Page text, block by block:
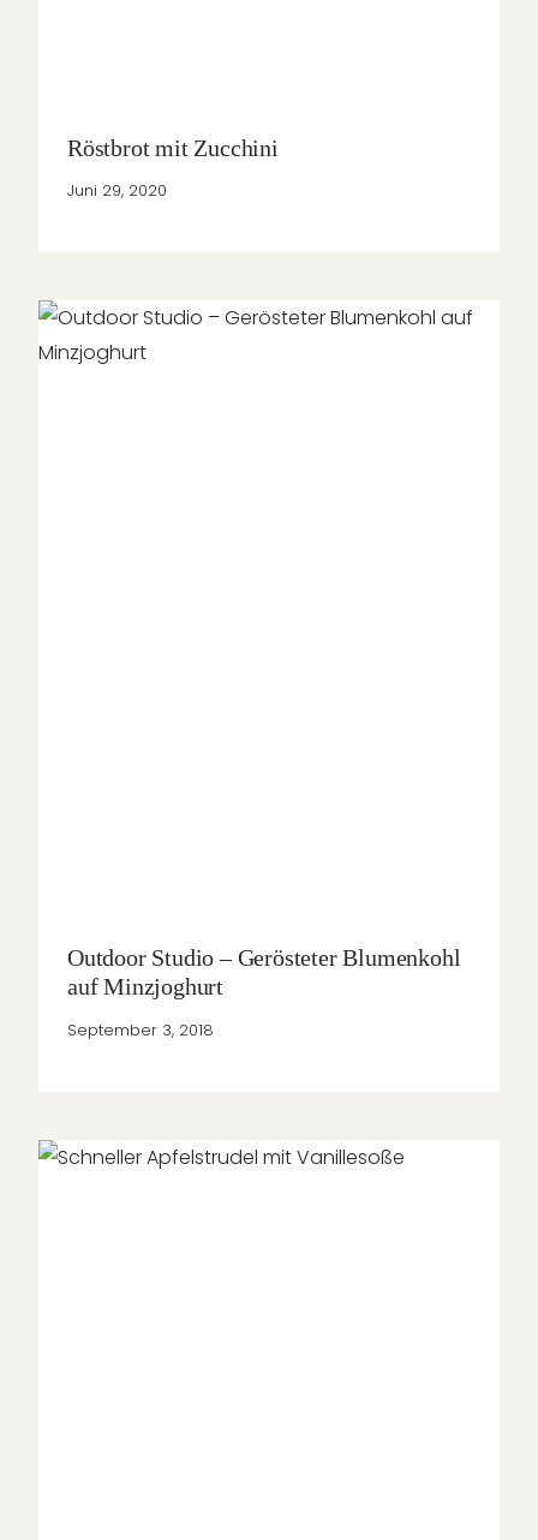
Röstbrot mit Zucchini
Juni 29, 2020
Outdoor Studio – Gerösteter Blumenkohl
auf Minzjoghurt
September 3, 2018